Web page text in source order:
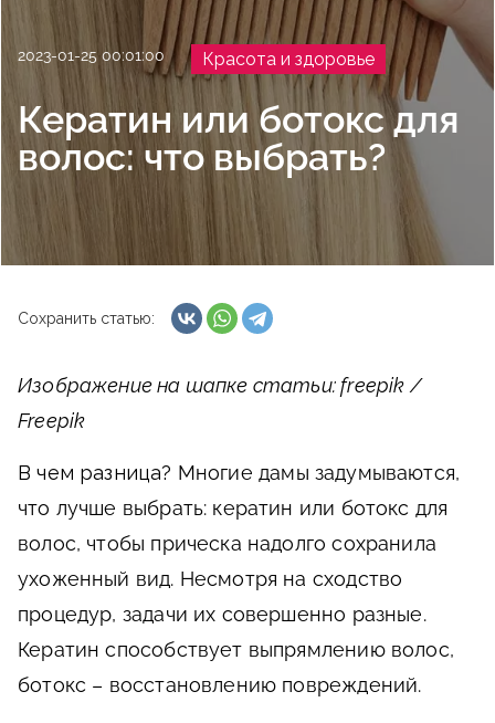
2023-01-25 00:01:00 Красота и здоровье
Кератин или ботокс для
волос: что выбрать?
Сохранить статью:
Изображение на шапке статьи: freepik /
Freepik
В чем разница? Многие дамы задумываются,
что лучше выбрать: кератин или ботокс для
волос, чтобы прическа надолго сохранила
ухоженный вид. Несмотря на сходство
процедур, задачи их совершенно разные.
Кератин способствует выпрямлению волос,
ботокс – восстановлению повреждений.